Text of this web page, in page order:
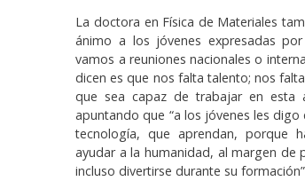
La doctora en Física de Materiales
ánimo a los jóvenes expresadas
vamos a reuniones nacionales o
dicen es que nos falta talento; nos
que sea capaz de trabajar en esta
apuntando que “a los jóvenes les
tecnología, que aprendan, porque
ayudar a la humanidad, al margen de
incluso divertirse durante su